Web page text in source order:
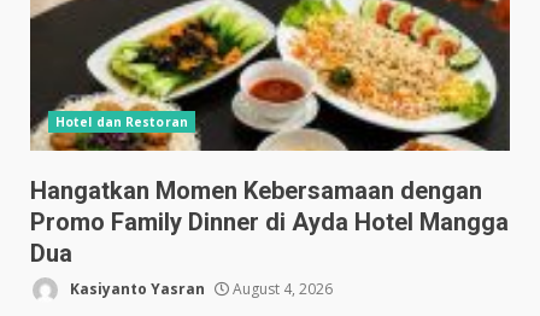
Hotel dan Restoran
Hangatkan Momen Kebersamaan dengan
Promo Family Dinner di Ayda Hotel Mangga
Dua
Kasiyanto Yasran August 4, 2026